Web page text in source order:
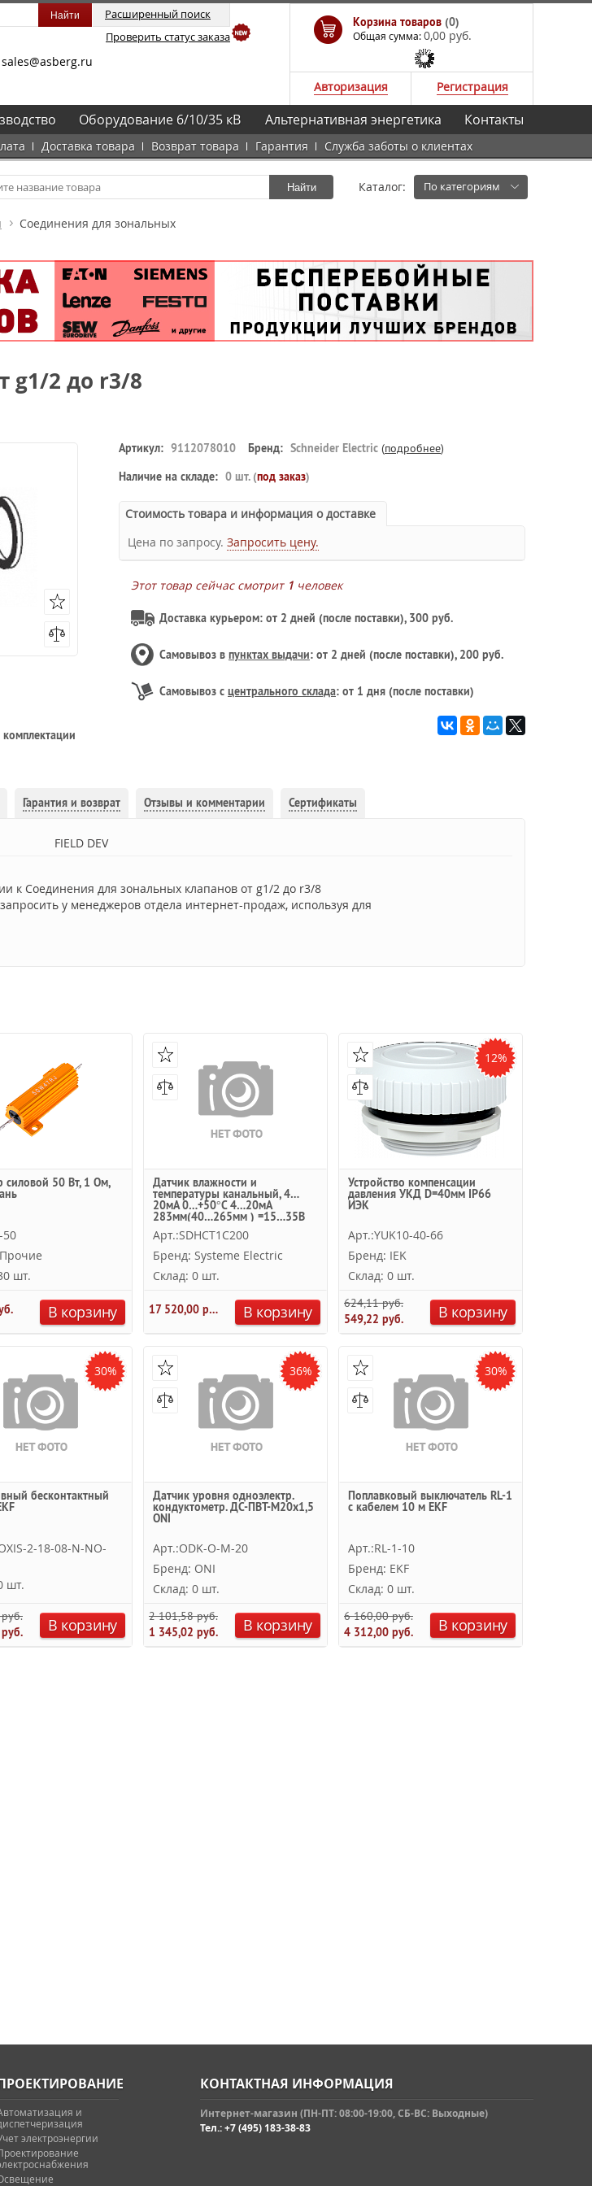
Расширенный поиск
Проверить статус заказа
sales@asberg.ru
Корзина товаров (0)
Общая сумма:0,00 руб.
Авторизация Регистрация
Доставка товара Возврат товара Гарантия Служба заботы о клиентах
Оборудование 6/10/35 кВ Альтернативная энергетика Контакты
Найти Каталог: По категориям
Соединения для зональных
g1/2 до r3/8
Артикул: 9112078010 Бренд: Schneider Electric (подробнее)
Наличие на складе: 0 шт. (под заказ)
Стоимость товара и информация о доставке
Цена по запросу. Запросить цену.
Этот товар сейчас смотрит 1 человек
Доставка курьером: от 2 дней (после поставки), 300 руб.
Самовывоз в пунктах выдачи: от 2 дней (после поставки), 200 руб.
Самовывоз с центрального склада: от 1 дня (после поставки)
Гарантия и возврат Отзывы и комментарии Сертификаты
FIELD DEV
к Соединения для зональных клапанов от g1/2 до r3/8
у менеджеров отдела интернет-продаж, используя для
силовой 50 Вт, 1 Ом,
50
шт.
В корзину
Датчик влажности и
температуры канальный, 4…
20мА 0…+50°С 4…20мА
283мм(40…265мм ) =15…35В
Systeme Electric
Арт.:SDHCT1C200
Бренд: Systeme Electric
Склад: 0 шт.
17 520,00 руб. В корзину
12%
Устройство компенсации
давления УКД D=40мм IP66
ИЭК
Арт.:YUK10-40-66
Бренд: IEK
Склад: 0 шт.
624,11 руб.
549,22 руб.
В корзину
30%
бесконтактный
2-18-08-N-NO-
шт.
В корзину
36%
Датчик уровня одноэлектр.
кондуктометр. ДС-ПВТ-М20х1,5
ONI
Арт.:ODK-O-M-20
Бренд: ONI
Склад: 0 шт.
2 101,58 руб.
1 345,02 руб.
В корзину
30%
Поплавковый выключатель RL-1
с кабелем 10 м EKF
Арт.:RL-1-10
Бренд: EKF
Склад: 0 шт.
6 160,00 руб.
4 312,00 руб.
В корзину
и
электроэнергии
КОНТАКТНАЯ ИНФОРМАЦИЯ
Интернет-магазин (ПН-ПТ: 08:00-19:00, СБ-ВС: Выходные)
Тел.: +7 (495) 183-38-83